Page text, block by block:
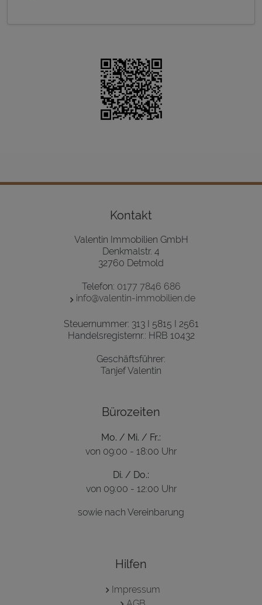
Kontakt
Valentin Immobilien GmbH
Denkmalstr. 4
32760 Detmold
Telefon: 0177 7846 686
info@valentin-immobilien.de
Steuernummer: 313 I 5815 I 2561
Handelsregisternr.: HRB 10432
Geschäftsführer:
Tanjef Valentin
Bürozeiten
Mo. / Mi. / Fr.:
von 09:00 - 18:00 Uhr
Di. / Do.:
von 09:00 - 12:00 Uhr
sowie nach Vereinbarung
Hilfen
Impressum